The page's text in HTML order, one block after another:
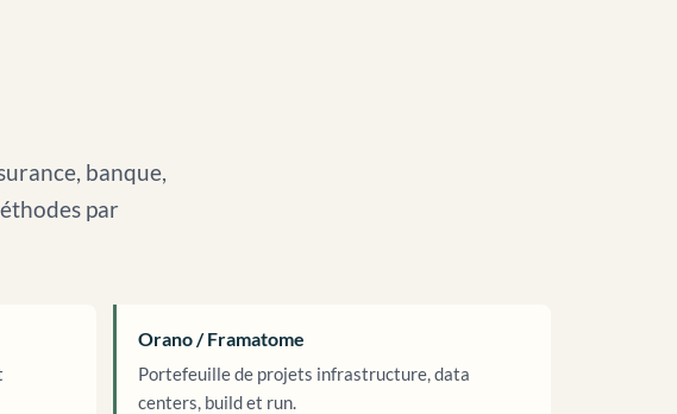
banque,
par
Orano / Framatome
Portefeuille de projets infrastructure, data
centers, build et run.